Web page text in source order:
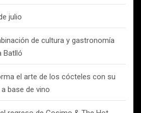
julio
de cultura y gastronomía
Batlló
el arte de los cócteles con su
base de vino